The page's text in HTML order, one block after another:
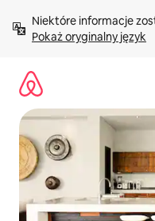
treści Pokaż oryginalny język